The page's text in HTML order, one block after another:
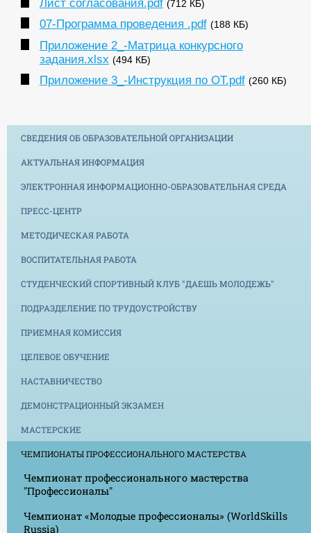
Лист согласования.pdf (712 КБ)
07-Программа проведения .pdf (188 КБ)
Приложение 2_-Матрица конкурсного
задания.xlsx (494 КБ)
Приложение 3_-Инструкция по ОТ.pdf (260 КБ)
СВЕДЕНИЯ ОБ ОБРАЗОВАТЕЛЬНОЙ ОРГАНИЗАЦИИ
АКТУАЛЬНАЯ ИНФОРМАЦИЯ
ЭЛЕКТРОННАЯ ИНФОРМАЦИОННО-ОБРАЗОВАТЕЛЬНАЯ СРЕДА
ПРЕСС-ЦЕНТР
МЕТОДИЧЕСКАЯ РАБОТА
ВОСПИТАТЕЛЬНАЯ РАБОТА
СТУДЕНЧЕСКИЙ СПОРТИВНЫЙ КЛУБ "ДАЕШЬ МОЛОДЕЖЬ"
ПОДРАЗДЕЛЕНИЕ ПО ТРУДОУСТРОЙСТВУ
ПРИЕМНАЯ КОМИССИЯ
ЦЕЛЕВОЕ ОБУЧЕНИЕ
НАСТАВНИЧЕСТВО
ДЕМОНСТРАЦИОННЫЙ ЭКЗАМЕН
МАСТЕРСКИЕ
ЧЕМПИОНАТЫ ПРОФЕССИОНАЛЬНОГО МАСТЕРСТВА
Чемпионат профессионального мастерства
"Профессионалы"
Чемпионат «Молодые профессионалы» (WorldSkills
Russia)